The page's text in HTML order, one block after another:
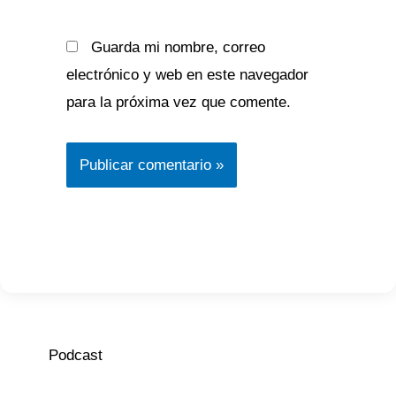
Guarda mi nombre, correo
electrónico y web en este navegador
para la próxima vez que comente.
Podcast